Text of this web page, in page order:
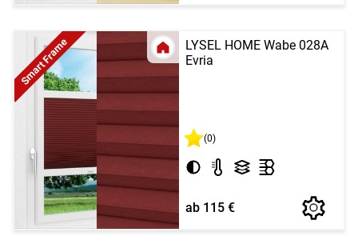
LYSEL HOME Wabe 028A
Evria
Smart Frame
(0)
ab 115 €